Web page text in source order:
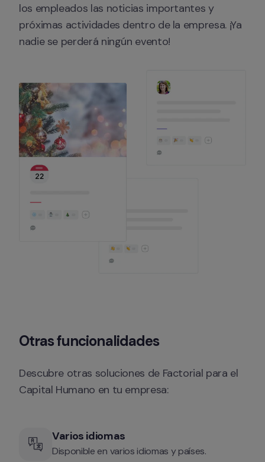
los empleados las noticias importantes y
próximas actividades dentro de la empresa. ¡Ya
nadie se perderá ningún evento!
Otras funcionalidades
Descubre otras soluciones de Factorial para el
Capital Humano en tu empresa:
Varios idiomas
Disponible en varios idiomas y países.